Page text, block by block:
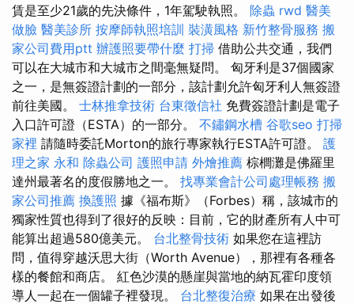
賃是至少21歲的先決條件，1年駕駛執照。 除蟲 rwd 醫美
做臉 醫美診所 按摩師執照培訓 裝潢風格 新竹整骨服務 搬
家公司費用ptt 辦護照要帶什麼 打掃 借助公共交通，我們
可以在大城市和大城市之間毫無疑問。 匈牙利是37個國家
之一，是無簽證計劃的一部分，該計劃允許匈牙利人無簽證
前往美國。 士林推拿技術 台東徵信社 免費簽證計劃是電子
入口許可證（ESTA）的一部分。 不鏽鋼水槽 谷歌seo 打掃
家裡 請隨時委託Morton的旅行專家執行ESTA許可證。 護
理之家 永和 除蟲公司 護照申請 外燴推薦 棕櫚灘是佛羅里
達州最著名的度假勝地之一。 找專業會計公司處理帳務 搬
家公司推薦 換護照 據《福布斯》（Forbes）稱，該城市的
獨家性質也得到了很好的反映：目前，它的財產所有人中可
能算出超過580億美元。 台北整骨技術 如果您在這裡訪
問，值得穿越沃思大街（Worth Avenue），那裡有各種各
樣的餐館和商店。 紅色沙漠的懸崖與當地的納瓦霍印度領
導人一起在一個罐子裡發現。 台北整復治療 如果在出發後